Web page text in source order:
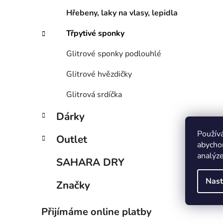
a
Hřebeny, laky na vlasy, lepidla
Třpytivé sponky
Glitrové sponky podlouhlé
Glitrové hvězdičky
Glitrová srdíčka
Dárky
Outlet
SAHARA DRY
Značky
Přijímáme online platby